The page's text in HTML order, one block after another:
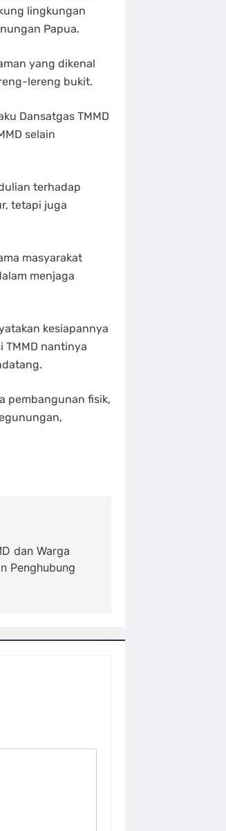
lingkungan
Papua.
yang dikenal
lereng bukit.
Dansatgas TMMD
selain
terhadap
tetapi juga
masyarakat
menjaga
kesiapannya
TMMD nantinya
pembangunan fisik,
dan Warga
Penghubung